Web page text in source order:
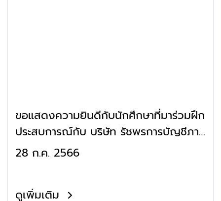
ขอแสดงความยินดีกับนักศึกษาที่มาร่วมฝึก
ประสบการณ์กับ บริษัท รัชพรการบัญชีภาษี
อากรและกฎหมาย จำกัด
28 ก.ค. 2566
ดูเพิ่มเติม